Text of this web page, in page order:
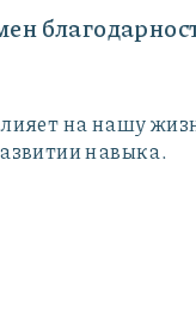
на нашу
навыка.